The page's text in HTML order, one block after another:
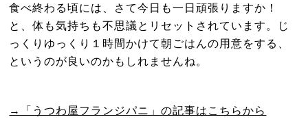
食べ終わる頃には、さて今日も一日頑張りますか！
と、体も気持ちも不思議とリセットされています。じ
っくりゆっくり１時間かけて朝ごはんの用意をする、
というのが良いのかもしれませんね。
→「うつわ屋フランジパニ」の記事はこちらから